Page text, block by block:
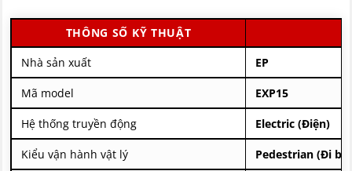
THÔNG SỐ KỸ THUẬT
Nhà sản xuất
EP
Mã model EXP15
Hệ thống truyền động Electric (Điện)
Kiểu vận hành vật lý Pedestrian (Đi